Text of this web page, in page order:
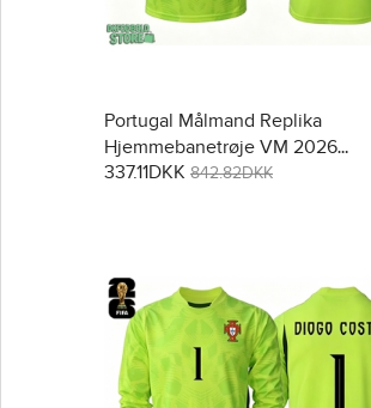
Portugal Målmand Replika
Hjemmebanetrøje VM 2026
Langærmet
337.11DKK 842.82DKK